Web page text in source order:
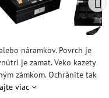
náramkov. Povrch je
je zamat. Veko kazety
zámkom. Ochránite tak
viac